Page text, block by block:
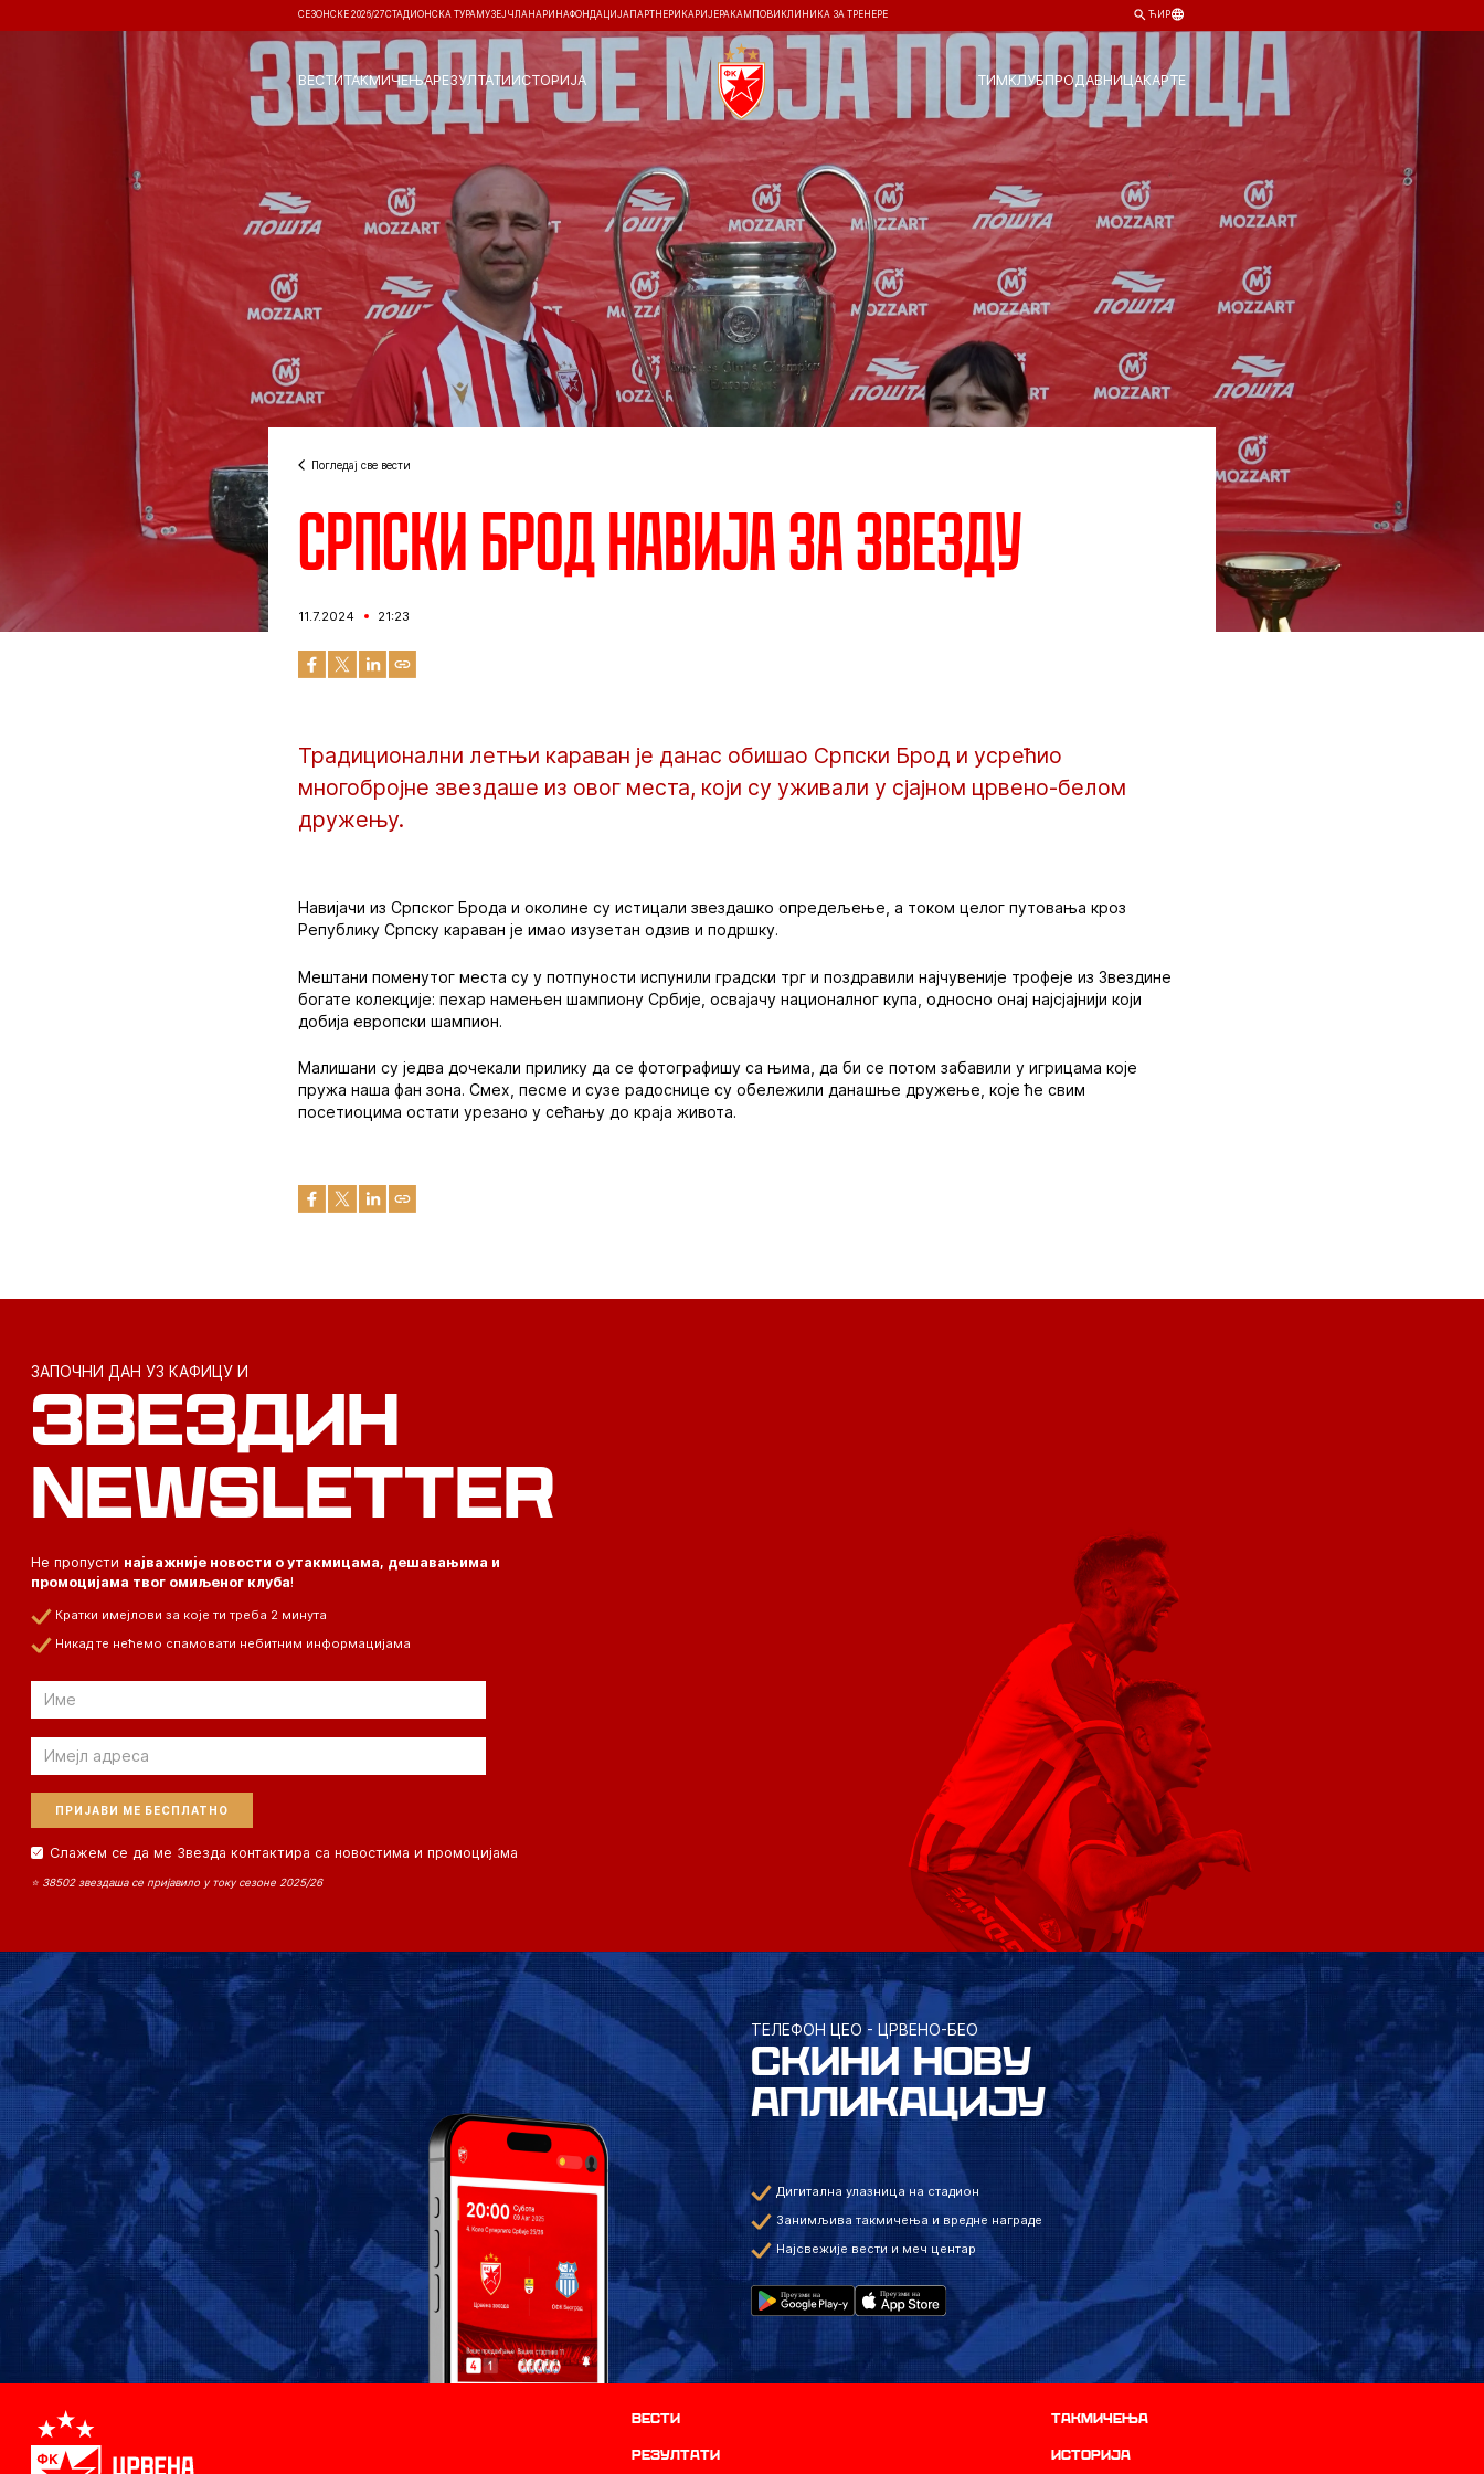
СЕЗОНСКЕ 2026/27СТАДИОНСКА ТУРА МУЗЕЈ ЧЛАНАРИНАФОНДАЦИЈА ПАРТНЕРИ КАРИЈЕРА КАМПОВИ КЛИНИКА ЗА ТРЕНЕРЕ ЋИР
ВЕСТИТАКМИЧЕЊАРЕЗУЛТАТИИСТОРИЈА ТИМКЛУБПРОДАВНИЦАКАРТЕ
Погледај све вести
Српски Брод навија за Звезду
11.7.2024 21:23
Традиционални летњи караван је данас обишао Српски Брод и усрећио
многобројне звездаше из овог места, који су уживали у сјајном црвено-белом
дружењу.
Навијачи из Српског Брода и околине су истицали звездашко опредељење, а током целог путовања кроз
Републику Српску караван је имао изузетан одзив и подршку.
Мештани поменутог места су у потпуности испунили градски трг и поздравили најчувеније трофеје из Звездине
богате колекције: пехар намењен шампиону Србије, освајачу националног купа, односно онај најсјајнији који
добија европски шампион.
Малишани су једва дочекали прилику да се фотографишу са њима, да би се потом забавили у игрицама које
пружа наша фан зона. Смех, песме и сузе радоснице су обележили данашње дружење, које ће свим
посетиоцима остати урезано у сећању до краја живота.
ЗАПОЧНИ ДАН УЗ КАФИЦУ И
ЗВЕЗДИН
NEWSLETTER
Не пропусти најважније новости о утакмицама, дешавањима и
промоцијама твог омиљеног клуба!
Кратки имејлови за које ти треба 2 минута
Никад те нећемо спамовати небитним информацијама
Email
Email
Слажем се да ме Звезда контактира са новостима и промоцијама
⭐ 38502 звездаша се пријавило у току сезоне 2025/26
ТЕЛЕФОН ЦЕО - ЦРВЕНО-БЕО
СКИНИ НОВУ
АПЛИКАЦИЈУ
Дигитална улазница на стадион
Занимљива такмичења и вредне награде
Најсвежије вести и меч центар
Вести Такмичења
резултати историја